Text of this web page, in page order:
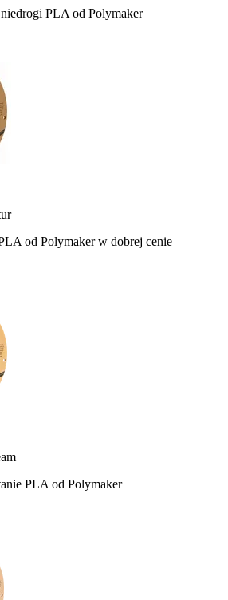
PLA od Polymaker
od Polymaker w dobrej cenie
PLA od Polymaker